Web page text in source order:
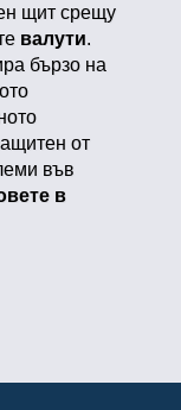
щит срещу
валути.
бързо на
от
във
в